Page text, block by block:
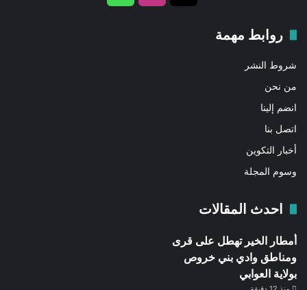
روابط مهمة
شروط النشر
من نحن
انضم إلينا
اتصل بنا
أخبار التكوين
وسوم المجلة
احدث المقالات
أمطار الخير تهطل على قرى
ومناطق وادي بني خروص
بولاية العوابي